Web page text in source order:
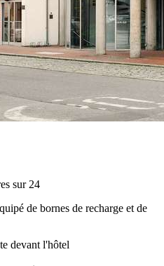
sur 24
de bornes de recharge et de
devant l'hôtel